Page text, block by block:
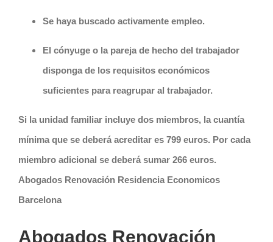
Se haya buscado activamente empleo.
El cónyuge o la pareja de hecho del trabajador
disponga de los requisitos económicos
suficientes para reagrupar al trabajador.
Si la unidad familiar incluye dos miembros, la cuantía
mínima que se deberá acreditar es 799 euros. Por cada
miembro adicional se deberá sumar 266 euros.
Abogados Renovación Residencia Economicos
Barcelona
Abogados Renovación